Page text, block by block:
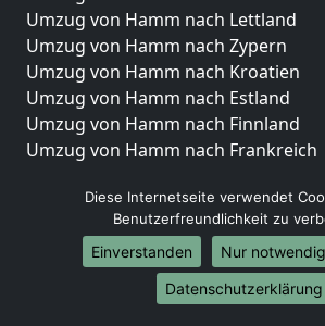
Umzug von Hamm nach Lettland
Umzug von Hamm nach Zypern
Umzug von Hamm nach Kroatien
Umzug von Hamm nach Estland
Umzug von Hamm nach Finnland
Umzug von Hamm nach Frankreich
Umzug von Hamm nach Italien
Umzug von Hamm nach
Umzug von Hamm nach Luxemburg
Umzug von Hamm nach
Umzug von Hamm nach Norwegen
Diese Internetseite verwendet
Benutzerfreundlichkeit zu
Einverstanden
Nur
Datenschutzerklärung